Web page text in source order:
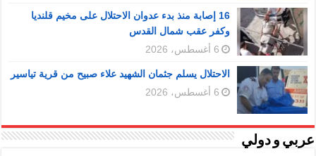
16 إصابة منذ بدء عدوان الاحتلال على مخيم قلنديا
وكفر عقب شمال القدس
6 أغسطس، 2026
الاحتلال يسلم جثمان الشهيد علاء صبيح من قرية تياسير
6 أغسطس، 2026
عربي و دولي